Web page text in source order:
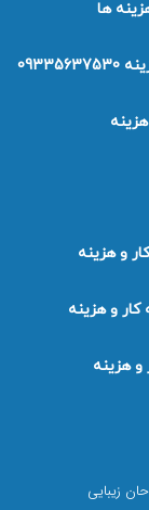
ها
و هزینه
و هزینه
هزینه
زیبایی